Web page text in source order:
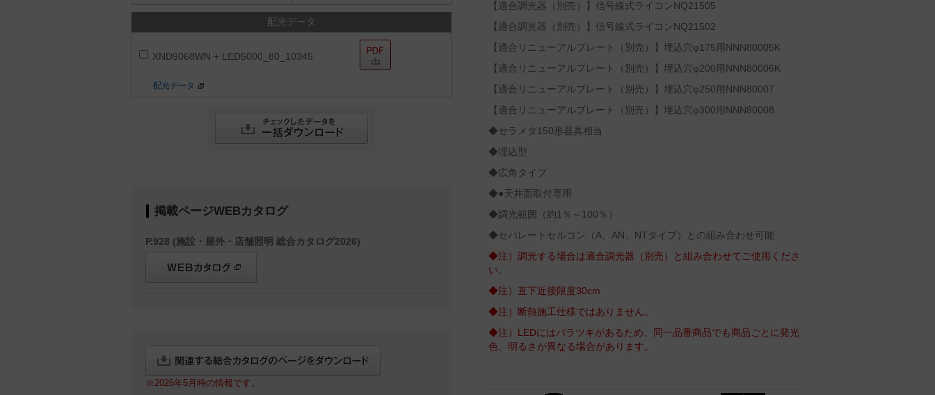
配光データ
XND9068WN + LED5000_80_10345
配光データ
掲載ページWEBカタログ
P.928 (施設・屋外・店舗照明 総合カタログ2026)
※2026年5月時の情報です。
【適合調光器（別売）】信号線式ライコンNQ21505
【適合調光器（別売）】信号線式ライコンNQ21502
【適合リニューアルプレート（別売）】埋込穴φ175用NNN80005K
【適合リニューアルプレート（別売）】埋込穴φ200用NNN80006K
【適合リニューアルプレート（別売）】埋込穴φ250用NNN80007
【適合リニューアルプレート（別売）】埋込穴φ300用NNN80008
◆セラメタ150形器具相当
◆埋込型
◆広角タイプ
◆●天井面取付専用
◆調光範囲（約1％～100％）
◆セパレートセルコン（A、AN、NTタイプ）との組み合わせ可能
◆注）調光する場合は適合調光器（別売）と組み合わせてご使用くださ
い。
◆注）直下近接限度30cm
◆注）断熱施工仕様ではありません。
◆注）LEDにはバラツキがあるため、同一品番商品でも商品ごとに発光
色、明るさが異なる場合があります。